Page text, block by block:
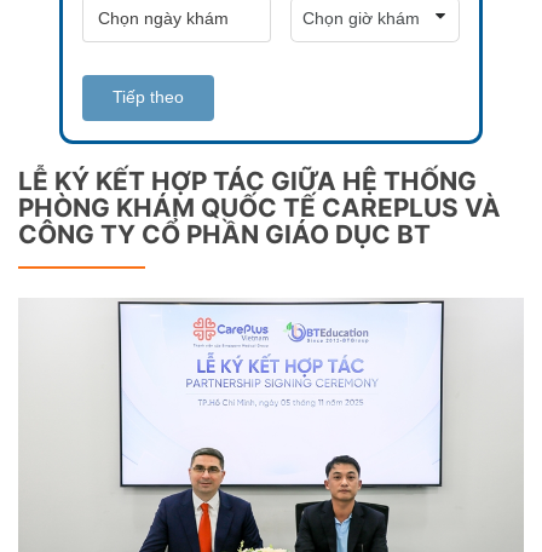
Tiếp theo
LỄ KÝ KẾT HỢP TÁC GIỮA HỆ THỐNG
PHÒNG KHÁM QUỐC TẾ CAREPLUS VÀ
CÔNG TY CỔ PHẦN GIÁO DỤC BT